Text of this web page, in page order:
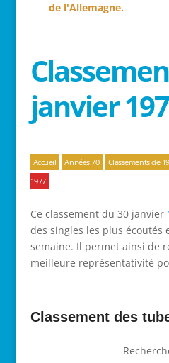
de l'Allemagne.
janvier
Accueil Années 70 Classements de
1977
Ce classement du 30 janvier
des singles les plus écoutés
semaine. Il permet ainsi de
meilleure représentativité
Classement des